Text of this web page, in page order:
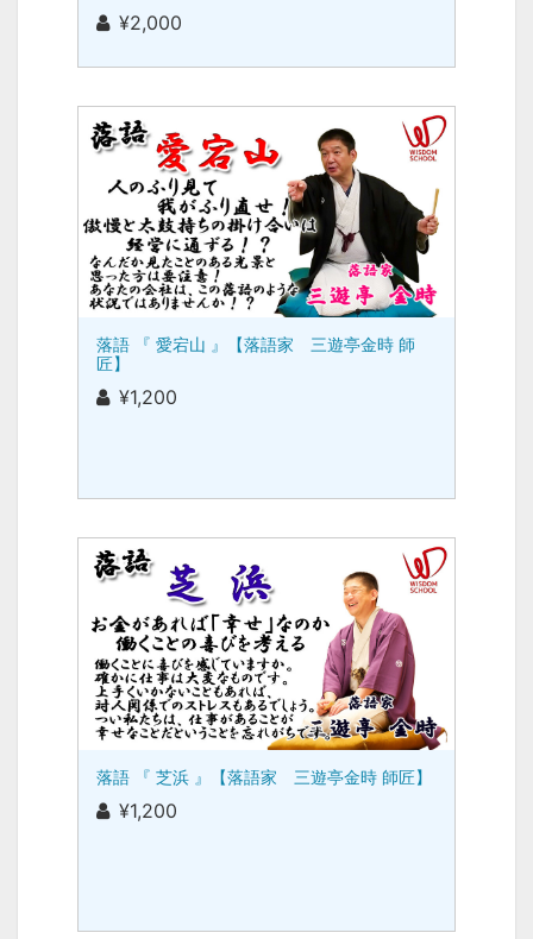
¥2,000
落語 『 愛宕山 』【落語家 三遊亭金時 師
匠】
¥1,200
落語 『 芝浜 』【落語家 三遊亭金時 師匠】
¥1,200